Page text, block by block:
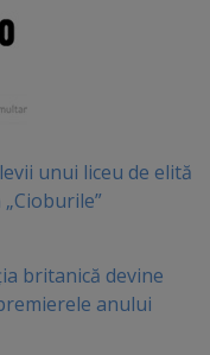
unui liceu de elită
britanică devine
anului